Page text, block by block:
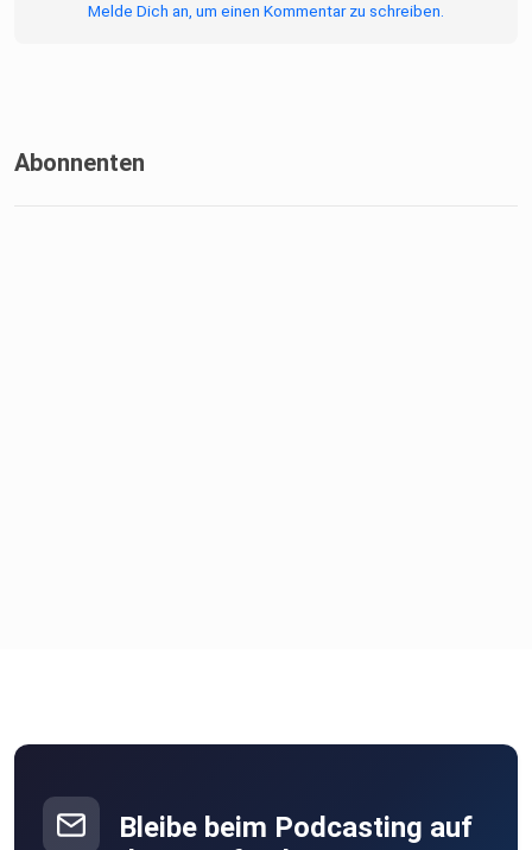
Melde Dich an, um einen Kommentar zu schreiben.
Abonnenten
Bleibe beim Podcasting auf